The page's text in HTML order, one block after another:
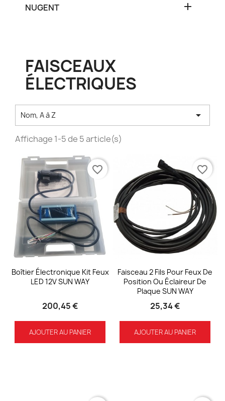
NUGENT

FAISCEAUX
ÉLECTRIQUES
Nom, A à Z 
Affichage 1-5 de 5 article(s)
Boîtier Électronique Kit Feux
LED 12V SUN WAY
200,45 €
AJOUTER AU PANIER
favorite_border
Faisceau 2 Fils Pour Feux De
Position Ou Éclaireur De
Plaque SUN WAY
25,34 €
AJOUTER AU PANIER
favorite_border